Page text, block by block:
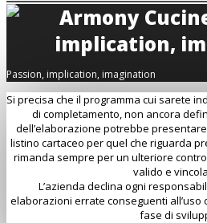
Passion, implication, imagination
Si precisa che il programma cui sarete
di completamento, non ancora
dell’elaborazione potrebbe
listino cartaceo per quel che riguarda
rimanda sempre per un ulteriore
valido e
L’azienda declina ogni
elaborazioni errate conseguenti all’uso
fase di